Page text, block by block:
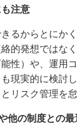
注意
きるからとにか
的発想ではな
性）や、運用
現実的に検討
リスク管理を
他の制度との最